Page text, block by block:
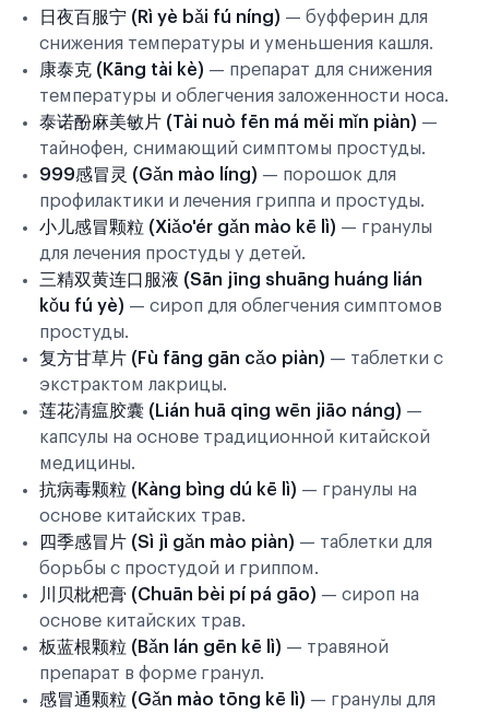
日夜百服宁 (Rì yè bǎi fú níng) — буфферин для
снижения температуры и уменьшения кашля.
康泰克 (Kāng tài kè) — препарат для снижения
температуры и облегчения заложенности носа.
泰诺酚麻美敏片 (Tài nuò fēn má měi mǐn piàn) —
тайнофен, снимающий симптомы простуды.
999感冒灵 (Gǎn mào líng) — порошок для
профилактики и лечения гриппа и простуды.
小儿感冒颗粒 (Xiǎo'ér gǎn mào kē lì) — гранулы
для лечения простуды у детей.
三精双黄连口服液 (Sān jīng shuāng huáng lián
kǒu fú yè) — сироп для облегчения симптомов
простуды.
复方甘草片 (Fù fāng gān cǎo piàn) — таблетки с
экстрактом лакрицы.
莲花清瘟胶囊 (Lián huā qīng wēn jiāo náng) —
капсулы на основе традиционной китайской
медицины.
抗病毒颗粒 (Kàng bìng dú kē lì) — гранулы на
основе китайских трав.
四季感冒片 (Sì jì gǎn mào piàn) — таблетки для
борьбы с простудой и гриппом.
川贝枇杷膏 (Chuān bèi pí pá gāo) — сироп на
основе китайских трав.
板蓝根颗粒 (Bǎn lán gēn kē lì) — травяной
препарат в форме гранул.
感冒通颗粒 (Gǎn mào tōng kē lì) — гранулы для